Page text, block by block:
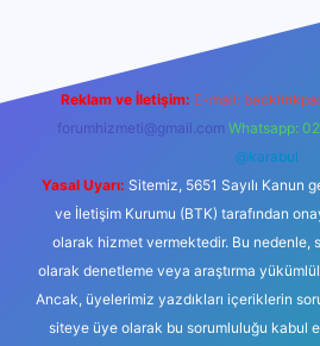
Reklam ve İletişim: E-mail:
forumhizmeti@gmail.com Whatsapp:
@karabul
Yasal Uyarı: Sitemiz, 5651 Sayılı Kanun
ve İletişim Kurumu (BTK) tarafından
olarak hizmet vermektedir. Bu nedenle,
olarak denetleme veya araştırma
Ancak, üyelerimiz yazdıkları içeriklerin
siteye üye olarak bu sorumluluğu kabul